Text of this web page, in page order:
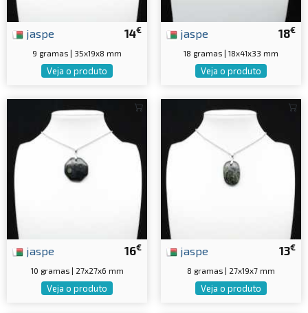
14€
jaspe
9 gramas | 35x19x8 mm
Veja o produto
18€
jaspe
18 gramas | 18x41x33 mm
Veja o produto
16€
jaspe
10 gramas | 27x27x6 mm
Veja o produto
13€
jaspe
8 gramas | 27x19x7 mm
Veja o produto